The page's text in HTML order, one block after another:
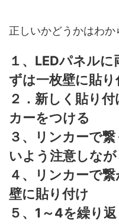
正しいかどうかはわか
１、LEDパネル
ずは一枚壁に貼り
２．新しく貼り
カーをつける
３、リンカーで
いよう注意しな
４、リンカーで
壁に貼り付け
５、1～4を繰り